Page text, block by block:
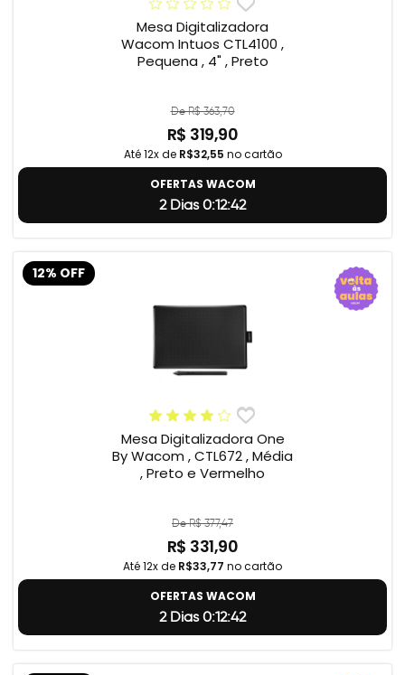
Mesa Digitalizadora
Wacom Intuos CTL4100 ,
Pequena , 4" , Preto
De R$ 363,70
R$ 319,90
Até 12x de R$32,55 no cartão
OFERTAS WACOM
2 Dias 0:12:41
12% OFF
Mesa Digitalizadora One
By Wacom , CTL672 , Média
, Preto e Vermelho
De R$ 377,47
R$ 331,90
Até 12x de R$33,77 no cartão
OFERTAS WACOM
2 Dias 0:12:41